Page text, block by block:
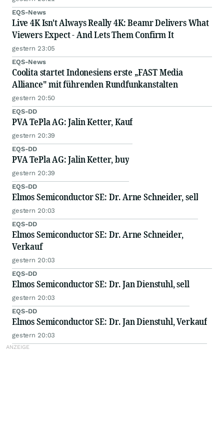
EQS-News
Live 4K Isn't Always Really 4K: Beamr Delivers What
Viewers Expect - And Lets Them Confirm It
gestern 23:05
EQS-News
Coolita startet Indonesiens erste „FAST Media
Alliance" mit führenden Rundfunkanstalten
gestern 20:50
EQS-DD
PVA TePla AG: Jalin Ketter, Kauf
gestern 20:39
EQS-DD
PVA TePla AG: Jalin Ketter, buy
gestern 20:39
EQS-DD
Elmos Semiconductor SE: Dr. Arne Schneider, sell
gestern 20:03
EQS-DD
Elmos Semiconductor SE: Dr. Arne Schneider,
Verkauf
gestern 20:03
EQS-DD
Elmos Semiconductor SE: Dr. Jan Dienstuhl, sell
gestern 20:03
EQS-DD
Elmos Semiconductor SE: Dr. Jan Dienstuhl, Verkauf
gestern 20:03